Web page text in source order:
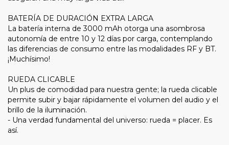
BATERÍA DE DURACIÓN EXTRA LARGA
La batería interna de 3000 mAh otorga una asombrosa
autonomía de entre 10 y 12 días por carga, contemplando
las diferencias de consumo entre las modalidades RF y BT.
¡Muchísimo!
RUEDA CLICABLE
Un plus de comodidad para nuestra gente; la rueda clicable
permite subir y bajar rápidamente el volumen del audio y el
brillo de la iluminación.
- Una verdad fundamental del universo: rueda = placer. Es
así.